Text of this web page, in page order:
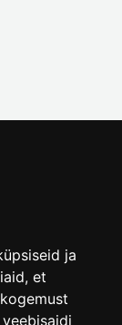
ja
et
veebisaidi